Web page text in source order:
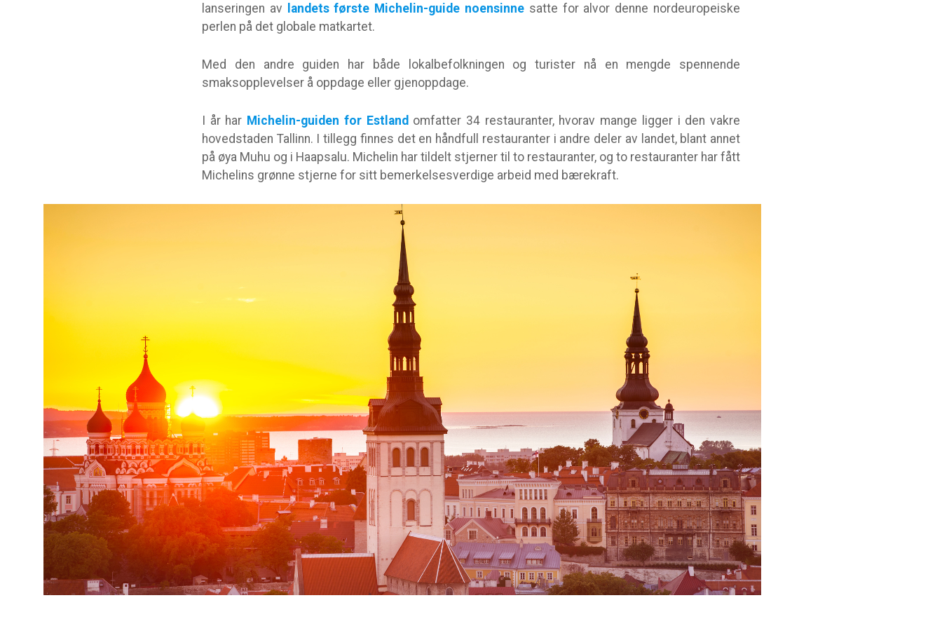
lanseringen av
landets første Michelin-guide noensinne satte for alvor denne nordeuropeiske
perlen på det globale matkartet.
Med den andre guiden har både lokalbefolkningen og turister nå en mengde spennende
smaksopplevelser å oppdage eller gjenoppdage.
I år har Michelin-guiden for Estland omfatter 34 restauranter, hvorav mange ligger i den vakre
hovedstaden Tallinn. I tillegg finnes det en håndfull restauranter i andre deler av landet, blant annet
på øya Muhu og i Haapsalu. Michelin har tildelt stjerner til to restauranter, og to restauranter har fått
Michelins grønne stjerne for sitt bemerkelsesverdige arbeid med bærekraft.